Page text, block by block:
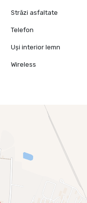
Străzi asfaltate
Telefon
Uși interior lemn
Wireless